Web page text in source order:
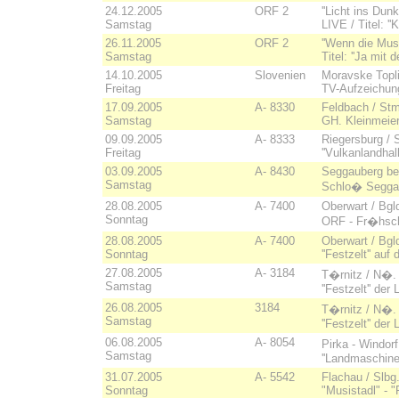
24.12.2005
Samstag
ORF 2
''Licht ins
LIVE / Titel:
26.11.2005
Samstag
ORF 2
''Wenn die
Titel: ''Ja mit
14.10.2005
Freitag
Slovenien
Moravske
TV-
17.09.2005
Samstag
A- 8330
Feldbach /
GH.
09.09.2005
Freitag
A- 8333
Riegersburg /
03.09.2005
Samstag
A- 8430
Seggauberg
Schlo�
28.08.2005
Sonntag
A- 7400
Oberwart /
ORF -
28.08.2005
Sonntag
A- 7400
Oberwart /
''Festzelt'' auf
27.08.2005
Samstag
A- 3184
T�rnitz / N�.
''Festzelt'' der
26.08.2005
Samstag
3184
T�rnitz / N�.
''Festzelt'' der
06.08.2005
Samstag
A- 8054
Pirka -
31.07.2005
Sonntag
A- 5542
Flachau / Slbg.
"Musistadl" -